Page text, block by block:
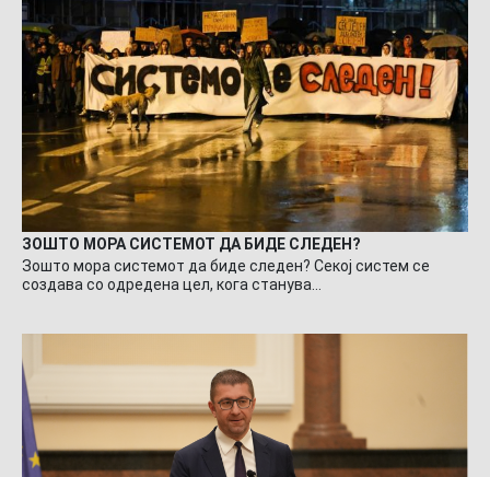
ЗОШТО МОРА СИСТЕМОТ ДА БИДЕ СЛЕДЕН?
Зошто мора системот да биде следен? Секој систем се
создава со одредена цел, кога станува…